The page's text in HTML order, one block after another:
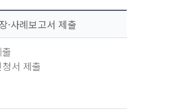
·사례보고서 제출
서 제출